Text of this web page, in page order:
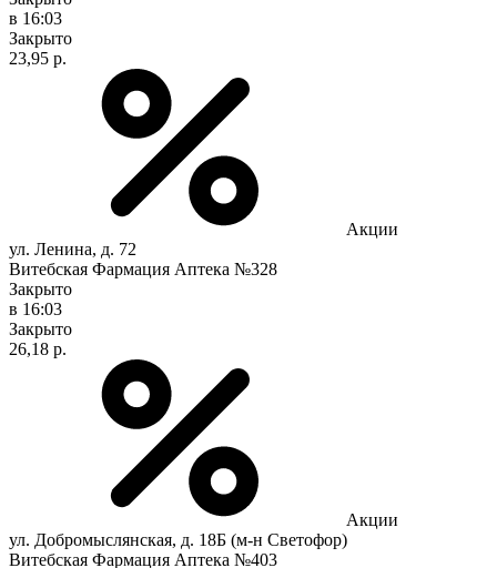
в 16:03
Закрыто
23,95 р.
Акции
ул. Ленина, д. 72
Витебская Фармация Аптека №328
Закрыто
в 16:03
Закрыто
26,18 р.
Акции
ул. Добромыслянская, д. 18Б (м-н Светофор)
Витебская Фармация Аптека №403